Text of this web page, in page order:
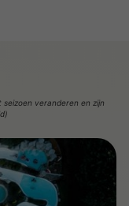
veranderen en zijn